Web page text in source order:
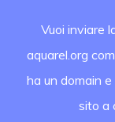
Vuoi inviare
aquarel.org
ha un domain
sito a